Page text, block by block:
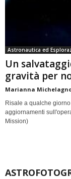
Astronautica ed
Un
gravità per
Marianna
Risale a qualche
aggiornamenti
Mission)